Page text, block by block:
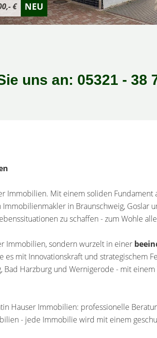
€ NEU
uns an: 05321 - 38
Immobilien. Mit einem soliden Fundament
in Braunschweig, Goslar
zu schaffen - zum Wohle
Immobilien, sondern wurzelt in einer
mit Innovationskraft und strategischem
Harzburg und Wernigerode - mit
Hauser Immobilien: professionelle
- jede Immobilie wird mit einem